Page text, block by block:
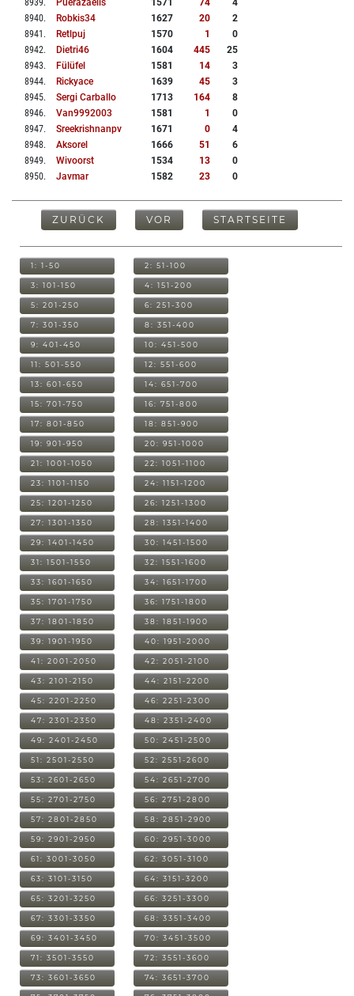
8939. Puerazaelis 1571 74
4
8940. Robkis34 1627 20
2
8941 . Retlpuj 1570 1
0
8942. Dietri46 1604 445
25
8943. Fülüfel 1581 14
3
8944. Rickyace 1639 45
3
8945. Sergi Carballo 1713 164
8
8946. Van9992003 1581 1
0
8947. Sreekrishnanpv 1671 0
4
8948. Aksorel 1666 51
6
8949. Wivoorst 1534 13
0
8950. Javmar 1582 23 0
ZURÜCK VOR STARTSEITE
1: 1-50 2: 51-100
3: 101-150 4: 151-200
5: 201-250 6: 251-300
7: 301-350 8: 351-400
9: 401-450 10: 451-500
11: 501-550 12: 551-600
13: 601-650 14: 651-700
15: 701-750 16: 751-800
17: 801-850 18: 851-900
19: 901-950 20: 951-1000
21: 1001-1050 22: 1051-1100
23: 1101-1150 24: 1151-1200
25: 1201-1250 26: 1251-1300
27: 1301-1350 28: 1351-1400
29: 1401-1450 30: 1451-1500
31: 1501-1550 32: 1551-1600
33: 1601-1650 34: 1651-1700
35: 1701-1750 36: 1751-1800
37: 1801-1850 38: 1851-1900
39: 1901-1950 40: 1951-2000
41: 2001-2050 42: 2051-2100
43: 2101-2150 44: 2151-2200
45: 2201-2250 46: 2251-2300
47: 2301-2350 48: 2351-2400
49: 2401-2450 50: 2451-2500
51: 2501-2550 52: 2551-2600
53: 2601-2650 54: 2651-2700
55: 2701-2750 56: 2751-2800
57: 2801-2850 58: 2851-2900
59: 2901-2950 60: 2951-3000
61: 3001-3050 62: 3051-3100
63: 3101-3150 64: 3151-3200
65: 3201-3250 66: 3251-3300
67: 3301-3350 68: 3351-3400
69: 3401-3450 70: 3451-3500
71: 3501-3550 72: 3551-3600
73: 3601-3650 74: 3651-3700